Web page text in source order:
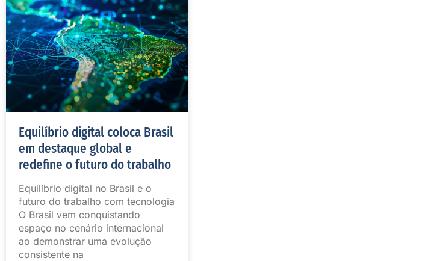
Equilíbrio digital coloca Brasil
em destaque global e
redefine o futuro do trabalho
Equilíbrio digital no Brasil e o
futuro do trabalho com tecnologia
O Brasil vem conquistando
espaço no cenário internacional
ao demonstrar uma evolução
consistente na